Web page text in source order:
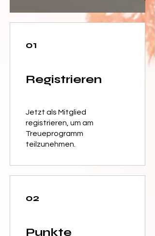
01
Registrieren
Jetzt als Mitglied
registrieren, um am
Treueprogramm
teilzunehmen.
02
Punkte